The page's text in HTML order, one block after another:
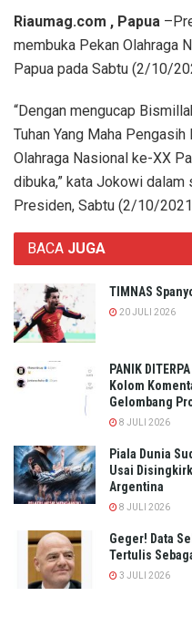
Riaumag.com , Papua
membuka Pekan Olahraga
Papua pada Sabtu (2/10/
“Dengan mengucap
Tuhan Yang Maha
Olahraga Nasional ke-XX
dibuka,” kata Jokowi dalam
Presiden, Sabtu (2/10/
BACA JUGA
TIMNAS
20 JULI 2026
PANIK
Kolom
Gelombang
8 JULI 2026
Piala Dunia
Usai
Argentina
8 JULI 2026
Geger! Data
Tertulis
3 JULI 2026